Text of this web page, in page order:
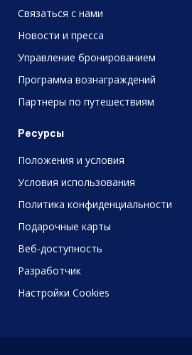
Связаться с нами
Новости и пресса
Управление бронированием
Программа вознаграждений
Партнеры по путешествиям
Ресурсы
Положения и условия
Условия использования
Политика конфиденциальности
Подарочные карты
Веб-доступность
Разработчик
Настройки Cookies